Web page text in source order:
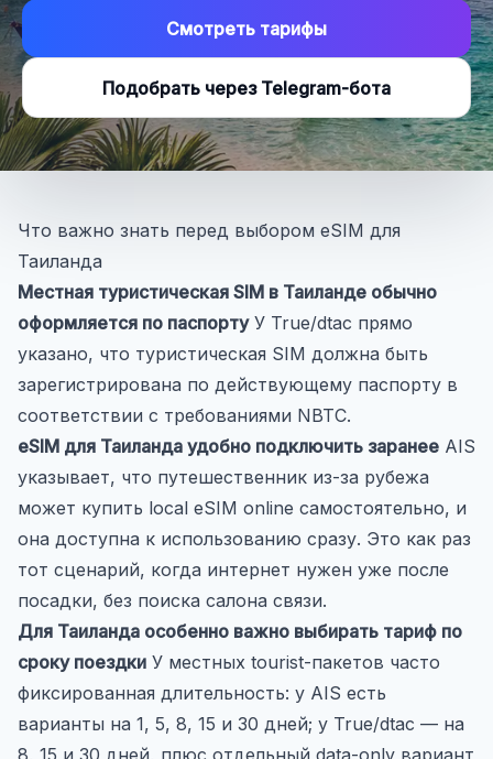
Смотреть тарифы
Подобрать через Telegram-бота
Что важно знать перед выбором eSIM для
Таиланда
Местная туристическая SIM в Таиланде обычно
оформляется по паспортуУ True/dtac прямо
указано, что туристическая SIM должна быть
зарегистрирована по действующему паспорту в
соответствии с требованиями NBTC.
eSIM для Таиланда удобно подключить заранее AIS
указывает, что путешественник из-за рубежа
может купить local eSIM online самостоятельно, и
она доступна к использованию сразу. Это как раз
тот сценарий, когда интернет нужен уже после
посадки, без поиска салона связи.
Для Таиланда особенно важно выбирать тариф по
сроку поездки У местных tourist-пакетов часто
фиксированная длительность: у AIS есть
варианты на 1, 5, 8, 15 и 30 дней; у True/dtac — на
8, 15 и 30 дней, плюс отдельный data-only вариант